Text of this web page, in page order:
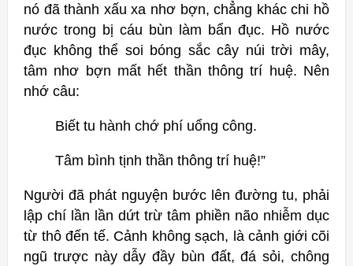
nó đã thành xấu xa nhơ bợn, chẳng khác chi hồ
nước trong bị cáu bùn làm bẩn đục. Hồ nước
đục không thể soi bóng sắc cây núi trời mây,
tâm nhơ bợn mất hết thần thông trí huệ. Nên
nhớ câu:
Biết tu hành chớ phí uổng công.
Tâm bình tịnh thần thông trí huệ!”
Người đã phát nguyện bước lên đường tu, phải
lập chí lần lần dứt trừ tâm phiền não nhiễm dục
từ thô đến tế. Cảnh không sạch, là cảnh giới cõi
ngũ trược này dẫy đầy bùn đất, đá sỏi, chông